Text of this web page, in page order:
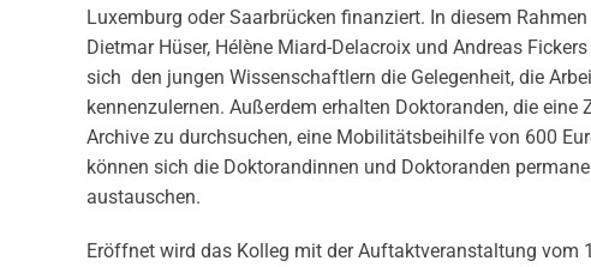
Luxemburg oder Saarbrücken finanziert. In diesem
Dietmar Hüser, Hélène Miard-Delacroix und Andreas
sich den jungen Wissenschaftlern die Gelegenheit, die
kennenzulernen. Außerdem erhalten Doktoranden, die
Archive zu durchsuchen, eine Mobilitätsbeihilfe von 600
können sich die Doktorandinnen und Doktoranden
austauschen.
Eröffnet wird das Kolleg mit der Auftaktveranstaltung vom